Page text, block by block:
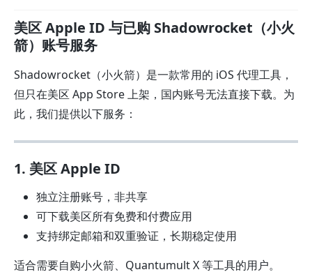
美区 Apple ID 与已购 Shadowrocket（小火
箭）账号服务
Shadowrocket（小火箭）是一款常用的 iOS 代理工具，
但只在美区 App Store 上架，国内账号无法直接下载。为
此，我们提供以下服务：
1. 美区 Apple ID
独立注册账号，非共享
可下载美区所有免费和付费应用
支持绑定邮箱和双重验证，长期稳定使用
适合需要自购小火箭、Quantumult X 等工具的用户。